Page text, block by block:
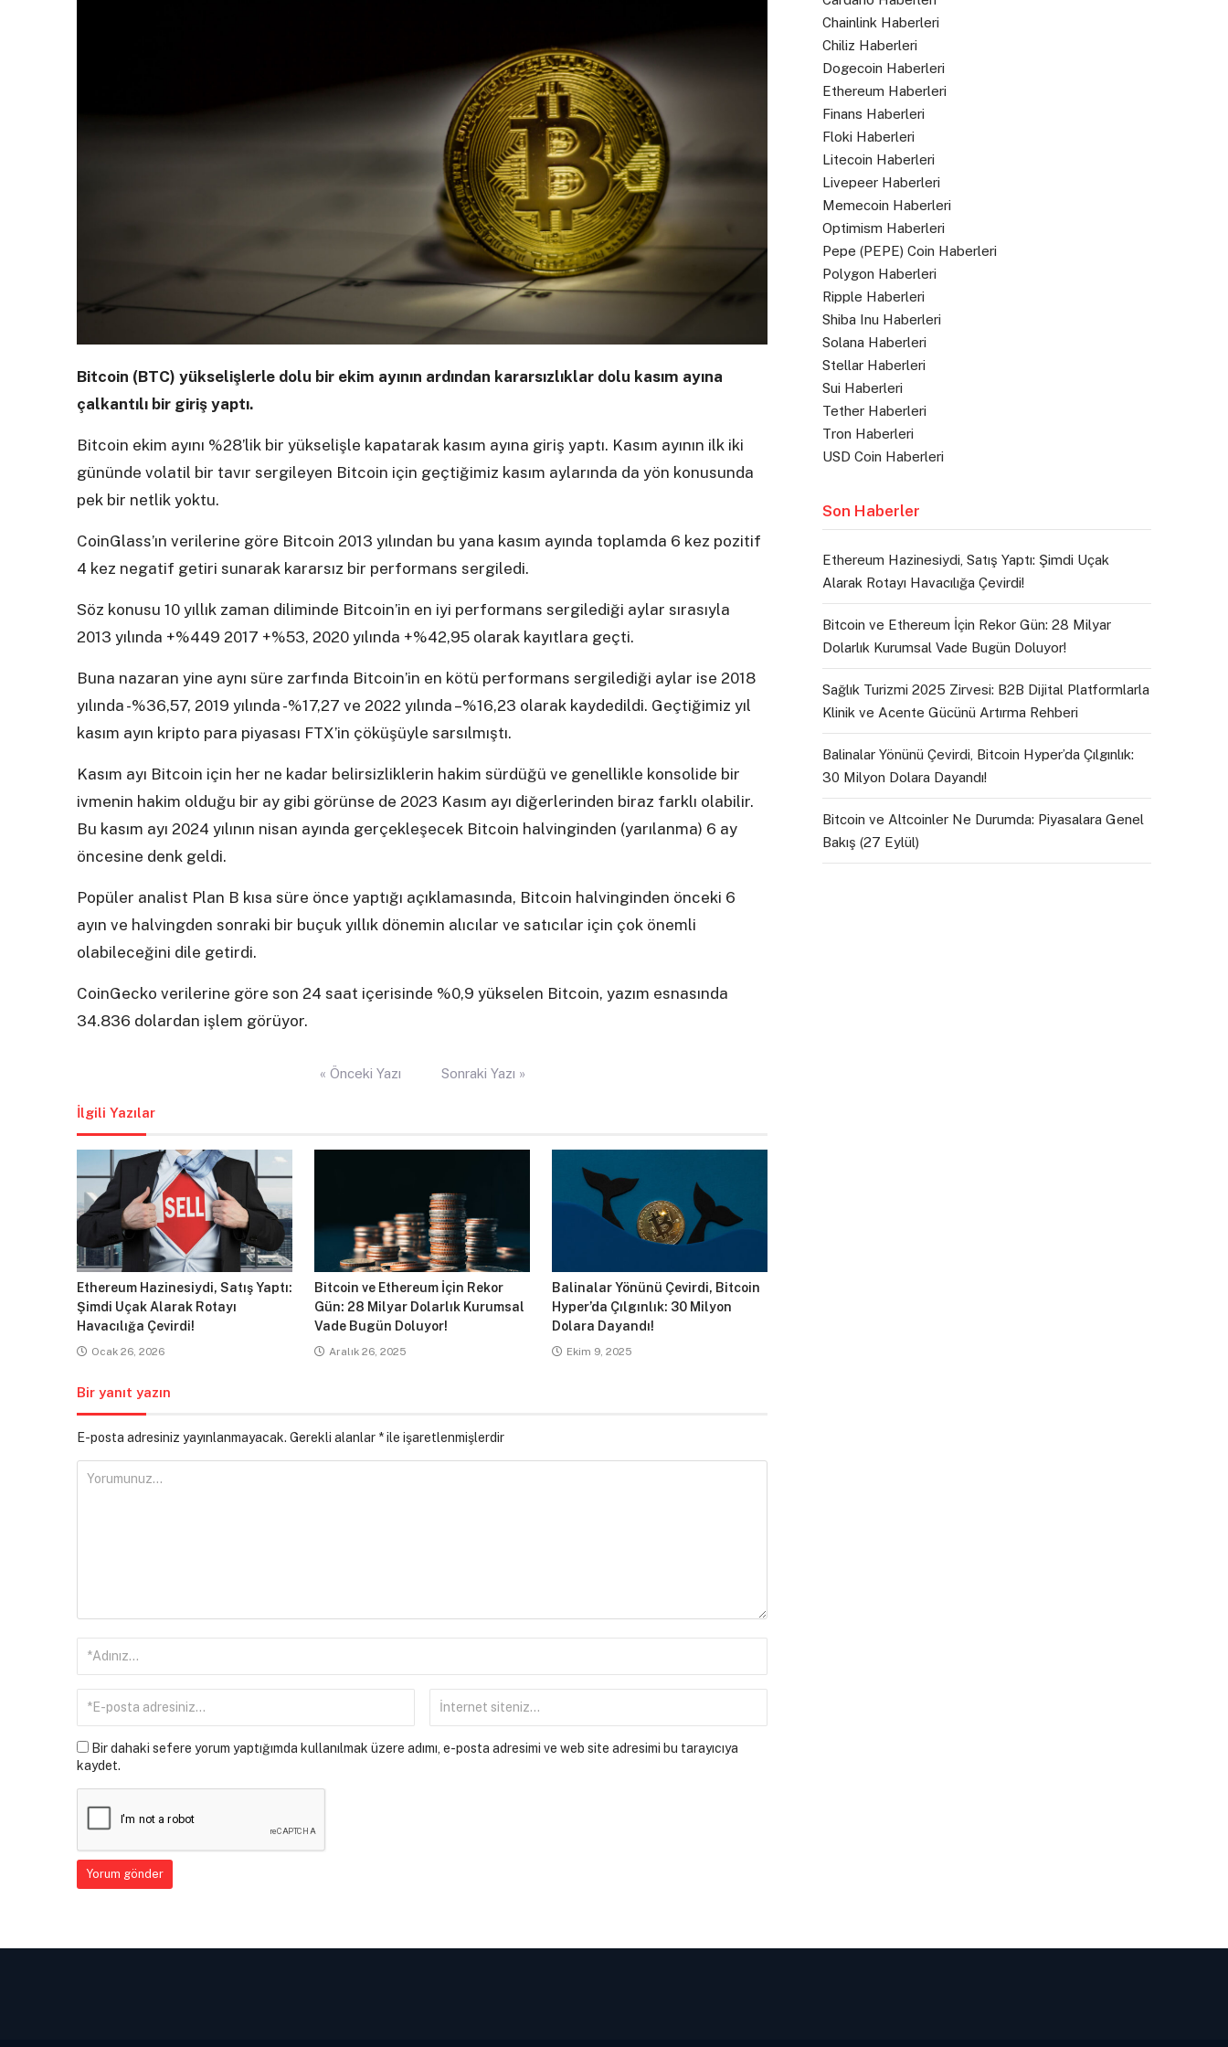
Bitcoin (BTC) yükselişlerle dolu bir ekim ayının ardından kararsızlıklar dolu kasım ayına
çalkantılı bir giriş yaptı.
Bitcoin ekim ayını %28’lik bir yükselişle kapatarak kasım ayına giriş yaptı. Kasım ayının ilk iki
gününde volatil bir tavır sergileyen Bitcoin için geçtiğimiz kasım aylarında da yön konusunda
pek bir netlik yoktu.
CoinGlass’ın verilerine göre Bitcoin 2013 yılından bu yana kasım ayında toplamda 6 kez pozitif
4 kez negatif getiri sunarak kararsız bir performans sergiledi.
Söz konusu 10 yıllık zaman diliminde Bitcoin’in en iyi performans sergilediği aylar sırasıyla
2013 yılında +%449 2017 +%53, 2020 yılında +%42,95 olarak kayıtlara geçti.
Buna nazaran yine aynı süre zarfında Bitcoin’in en kötü performans sergilediği aylar ise 2018
yılında -%36,57, 2019 yılında -%17,27 ve 2022 yılında –%16,23 olarak kaydedildi. Geçtiğimiz yıl
kasım ayın kripto para piyasası FTX’in çöküşüyle sarsılmıştı.
Kasım ayı Bitcoin için her ne kadar belirsizliklerin hakim sürdüğü ve genellikle konsolide bir
ivmenin hakim olduğu bir ay gibi görünse de 2023 Kasım ayı diğerlerinden biraz farklı olabilir.
Bu kasım ayı 2024 yılının nisan ayında gerçekleşecek Bitcoin halvinginden (yarılanma) 6 ay
öncesine denk geldi.
Popüler analist Plan B kısa süre önce yaptığı açıklamasında, Bitcoin halvinginden önceki 6
ayın ve halvingden sonraki bir buçuk yıllık dönemin alıcılar ve satıcılar için çok önemli
olabileceğini dile getirdi.
CoinGecko verilerine göre son 24 saat içerisinde %0,9 yükselen Bitcoin, yazım esnasında
34.836 dolardan işlem görüyor.
« Önceki Yazı Sonraki Yazı »
İlgili Yazılar
Ethereum Hazinesiydi, Satış Yaptı:
Şimdi Uçak Alarak Rotayı
Havacılığa Çevirdi!
Ocak 26, 2026
Bitcoin ve Ethereum İçin Rekor
Gün: 28 Milyar Dolarlık Kurumsal
Vade Bugün Doluyor!
Aralık 26, 2025
Balinalar Yönünü Çevirdi, Bitcoin
Hyper’da Çılgınlık: 30 Milyon
Dolara Dayandı!
Ekim 9, 2025
Bir yanıt yazın
E-posta adresiniz yayınlanmayacak. Gerekli alanlar *ile işaretlenmişlerdir
Bir dahaki sefere yorum yaptığımda kullanılmak üzere adımı, e-posta adresimi ve web site adresimi bu tarayıcıya
kaydet.
Chainlink Haberleri
Chiliz Haberleri
Dogecoin Haberleri
Ethereum Haberleri
Finans Haberleri
Floki Haberleri
Litecoin Haberleri
Livepeer Haberleri
Memecoin Haberleri
Optimism Haberleri
Pepe (PEPE) Coin Haberleri
Polygon Haberleri
Ripple Haberleri
Shiba Inu Haberleri
Solana Haberleri
Stellar Haberleri
Sui Haberleri
Tether Haberleri
Tron Haberleri
USD Coin Haberleri
Son Haberler
Ethereum Hazinesiydi, Satış Yaptı: Şimdi Uçak
Alarak Rotayı Havacılığa Çevirdi!
Bitcoin ve Ethereum İçin Rekor Gün: 28 Milyar
Dolarlık Kurumsal Vade Bugün Doluyor!
Sağlık Turizmi 2025 Zirvesi: B2B Dijital Platformlarla
Klinik ve Acente Gücünü Artırma Rehberi
Balinalar Yönünü Çevirdi, Bitcoin Hyper’da Çılgınlık:
30 Milyon Dolara Dayandı!
Bitcoin ve Altcoinler Ne Durumda: Piyasalara Genel
Bakış (27 Eylül)